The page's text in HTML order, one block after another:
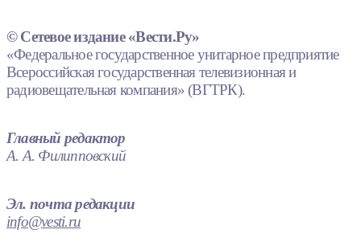
© Сетевое издание «Вести.Ру»
«Федеральное государственное унитарное предприятие
Всероссийская государственная телевизионная и
радиовещательная компания» (ВГТРК).
Главный редактор
А. А. Филипповский
Эл. почта редакции
info@vesti.ru